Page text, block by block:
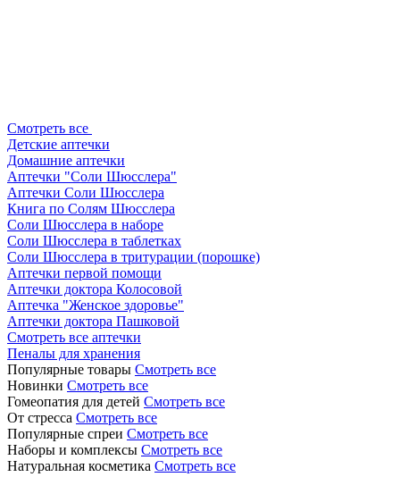
Смотреть все
Детские аптечки
Домашние аптечки
Аптечки "Соли Шюсслера"
Аптечки Соли Шюсслера
Книга по Солям Шюсслера
Соли Шюсслера в наборе
Соли Шюсслера в таблетках
Соли Шюсслера в тритурации (порошке)
Аптечки первой помощи
Аптечки доктора Колосовой
Аптечка "Женское здоровье"
Аптечки доктора Пашковой
Смотреть все аптечки
Пеналы для хранения
Популярные товары Смотреть все
Новинки Смотреть все
Гомеопатия для детей Смотреть все
От стресса Смотреть все
Популярные спреи Смотреть все
Наборы и комплексы Смотреть все
Натуральная косметика Смотреть все